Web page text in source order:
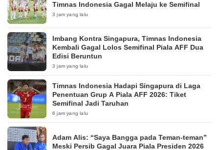
Timnas Indonesia Gagal Melaju ke Semifinal
3 jam yang lalu
Imbang Kontra Singapura, Timnas Indonesia
Kembali Gagal Lolos Semifinal Piala AFF Dua
Edisi Beruntun
3 jam yang lalu
Timnas Indonesia Hadapi Singapura di Laga
Penentuan Grup A Piala AFF 2026: Tiket
Semifinal Jadi Taruhan
6 jam yang lalu
Adam Alis: “Saya Bangga pada Teman-teman”
Meski Persib Gagal Juara Piala Presiden 2026